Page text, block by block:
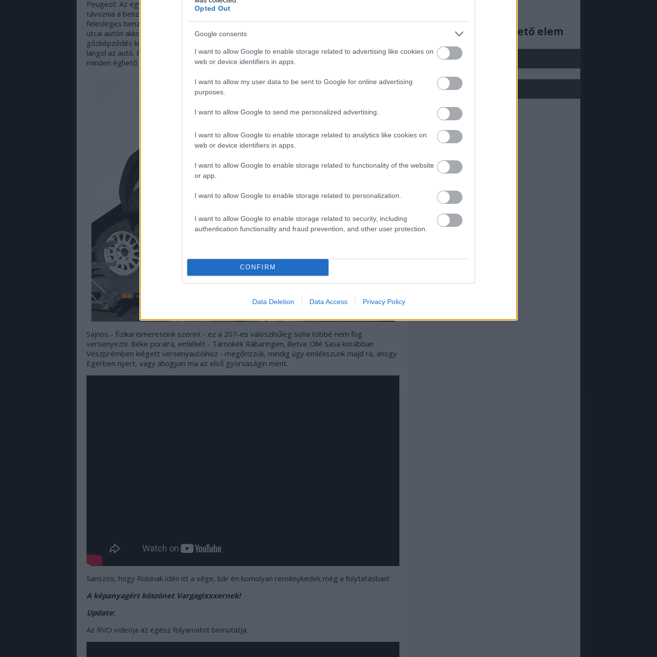
Opted Out
Google consents
I want to allow Google to enable storage related to advertising like cookies on
web or device identifiers in apps.
I want to allow my user data to be sent to Google for online advertising
purposes.
I want to allow Google to send me personalized advertising.
I want to allow Google to enable storage related to analytics like cookies on
web or device identifiers in apps.
I want to allow Google to enable storage related to functionality of the website
or app.
I want to allow Google to enable storage related to personalization.
I want to allow Google to enable storage related to security, including
authentication functionality and fraud prevention, and other user protection.
CONFIRM
Data Deletion Data Access Privacy Policy
Peugeot. Az egyik lehetséges ok viszonylag egyszerű. A benzintank szellőzőjén kellene
távoznia a benzingőznek, ha valamilyen okból ez nem működik, vagy nem képes a teljes
felesleges benzingőzt elvezetni, akkor az üzemanyagtartályból benzin is kikerülhet. (Ilyent az
utcai autón akkor is láthatunk, ha teletankoljuk, majd kiállítjuk a napra: a hőtágulás, és a
gőzképződés kinyomja a "felesleget".) Nos, ha ez a felesleg a kipufogóra folyik, akkor máris
lángol az autó. És a versenyautó percek alatt teljesen ki tud égni. (Gyakorlatilag csaknem
minden éghető az autóban: üzemanyag, fényezés, kábelek szigetelése, gumi stb.)
Sajnos - fizikai ismereteink szerint - ez a 207-es valószínűleg soha többé nem fog
versenyezni. Béke poraira, emlékét - Tárnokék Rábaringen, illetve Ollé Sasa korábban
Veszprémben kiégett versenyautóihoz - megőrizzük, mindig úgy emlékszünk majd rá, ahogy
Egerben nyert, vagy ahogyan ma az első gyorsaságin ment.
Sanszos, hogy Robinak idén itt a vége, bár én komolyan reménykedek még a folytatásban!
A képanyagért köszönet Vargagixxxernek!
Update:
Az RVO videója az egész folyamatot bemutatja.
jajjdecsunya feed
Nincs megjeleníthető elem
Lépj be!
HTML doboz